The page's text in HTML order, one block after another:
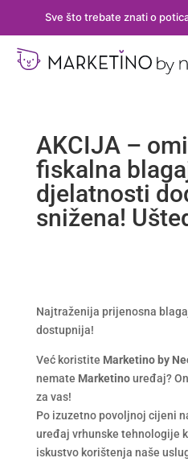
Sve što trebate znati o
AKCIJA –
fiskalna
djelatnosti
snižena!
Najtraženija prijenosna
dostupnija!
Već koristite Marketino by
nemate Marketinouređaj?
za vas!
Po izuzetno povoljnoj cijeni
uređaj vrhunske tehnologije
iskustvo korištenja naše